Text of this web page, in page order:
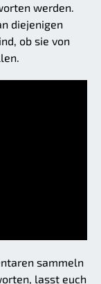
werden.
diejenigen
ob sie von
sammeln
lasst euch